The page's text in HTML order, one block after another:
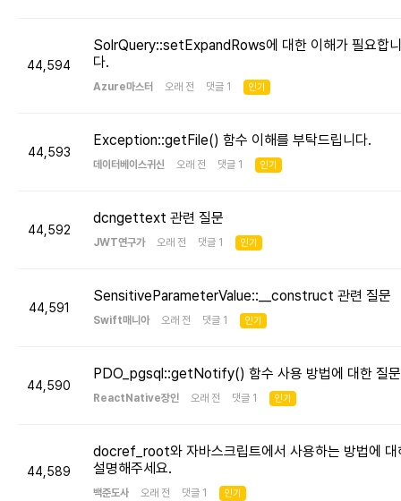
44,594
SolrQuery::setExpandRows에 대한 이해가 필요합니
다.
Azure마스터 오래 전 댓글 1 인기
44,593
Exception::getFile() 함수 이해를 부탁드립니다.
데이터베이스귀신 오래 전 댓글 1 인기
44,592
dcngettext 관련 질문
JWT연구가 오래 전 댓글 1 인기
44,591
SensitiveParameterValue::__construct 관련 질문
Swift매니아 오래 전 댓글 1 인기
44,590
PDO_pgsql::getNotify() 함수 사용 방법에 대한 질문
ReactNative장인 오래 전 댓글 1 인기
44,589
docref_root와 자바스크립트에서 사용하는 방법에 대
설명해주세요.
백준도사 오래 전 댓글 1 인기